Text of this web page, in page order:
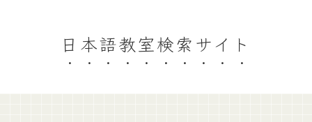
日本語教室検索サイト